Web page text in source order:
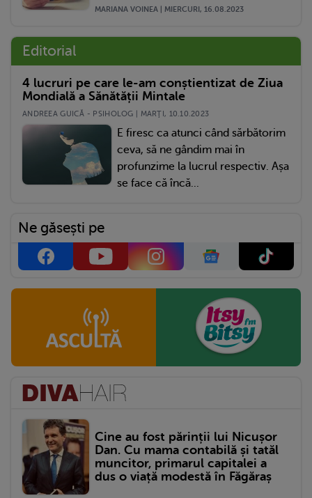
MARIANA VOINEA | MIERCURI, 16.08.2023
Editorial
4 lucruri pe care le-am conștientizat de Ziua
Mondială a Sănătății Mintale
ANDREEA GUICĂ - PSIHOLOG | MARŢI, 10.10.2023
E firesc ca atunci când sărbătorim
ceva, să ne gândim mai în
profunzime la lucrul respectiv. Așa
se face că încă...
Ne găsești pe
Cine au fost părinții lui Nicușor
Dan. Cu mama contabilă și tatăl
muncitor, primarul capitalei a
dus o viață modestă în Făgăraș